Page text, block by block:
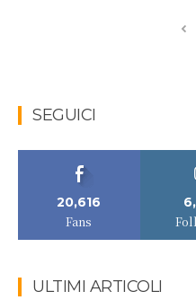
SEGUICI
20,616
Fans
ULTIMI ARTICOLI